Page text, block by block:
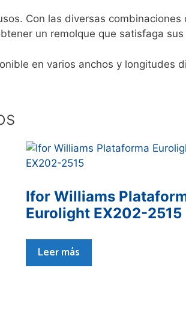
Con las diversas
un remolque que satisfaga
en varios anchos y longitudes
Ifor Williams
Eurolight EX202-2515
Leer más